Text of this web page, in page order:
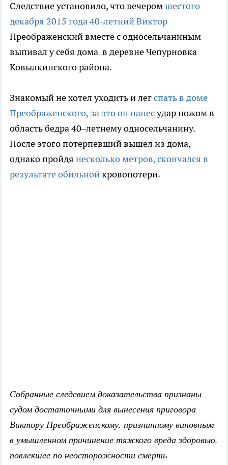
Следствие установило, что вечеромшестого
декабря 2015 года 40-летний Виктор
Преображенский вместе с односельчаниным
выпивал у себя дома в деревне Чепурновка
Ковылкинского района.
Знакомый не хотел уходить и легспать в доме
Преображенского, за это он нанесудар ножом в
область бедра 40–летнему односельчанину.
После этого потерпевший вышел из дома,
однако пройдя несколько метров, скончался в
результате обильнойкровопотери.
Собранные следсвием доказательства признаны
судом достаточными для вынесения приговора
Виктору Преображенскому, признанному виновным
в умышленном причинение тяжкого вреда здоровью,
повлекшее по неосторожности смерть